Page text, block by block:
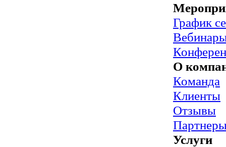
График
О
Команда
Клиенты
Отзывы
Услуги